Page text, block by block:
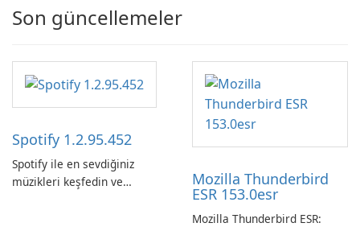
Son güncellemeler
Spotify 1.2.95.452
Spotify ile en sevdiğiniz
müzikleri keşfedin ve
Mozilla Thunderbird
ESR 153.0esr
Mozilla Thunderbird ESR: